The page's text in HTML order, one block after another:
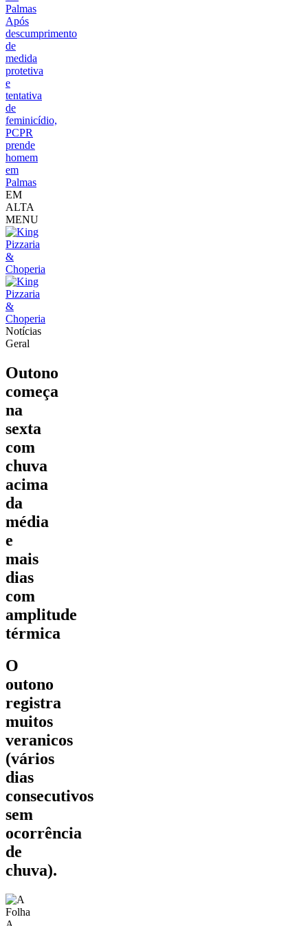
Palmas
Após
descumprimento
de
medida
protetiva
e
tentativa
de
feminicídio,
PCPR
prende
homem
em
Palmas
EM
ALTA
MENU
Notícias
Geral
Outono
começa
na
sexta
com
chuva
acima
da
média
e
mais
dias
com
amplitude
térmica
O
outono
registra
muitos
veranicos
(vários
dias
consecutivos
sem
ocorrência
de
chuva).